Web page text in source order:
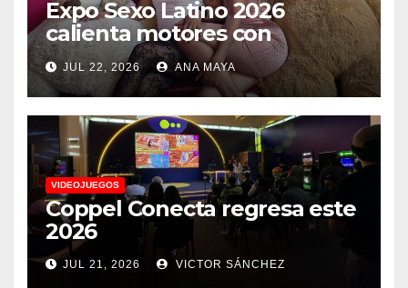
Expo Sexo Latino 2026
calienta motores con
conferencia de prensa y
anuncia actividades para
todos los gustos
JUL 22, 2026 ANA MAYA
VIDEOJUEGOS
Coppel Conecta regresa este
2026
JUL 21, 2026 VICTOR SÁNCHEZ